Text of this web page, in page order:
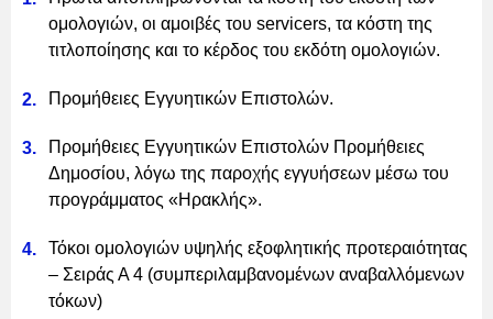
ομολογιών, οι αμοιβές του servicers, τα κόστη της
τιτλοποίησης και το κέρδος του εκδότη ομολογιών.
Προμήθειες Εγγυητικών Επιστολών.
Προμήθειες Εγγυητικών Επιστολών Προμήθειες
Δημοσίου, λόγω της παροχής εγγυήσεων μέσω του
προγράμματος «Ηρακλής».
Τόκοι ομολογιών υψηλής εξοφλητικής προτεραιότητας
– Σειράς Α 4 (συμπεριλαμβανομένων αναβαλλόμενων
τόκων)